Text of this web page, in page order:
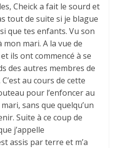
Cheick a fait le sourd et
tout de suite si je blague
que tes enfants. Vu son
mon mari. A la vue de
ils ont commencé à se
des autres membres de
au cours de cette
pour l’enfoncer au
sans que quelqu’un
Suite à ce coup de
j’appelle
assis par terre et m’a